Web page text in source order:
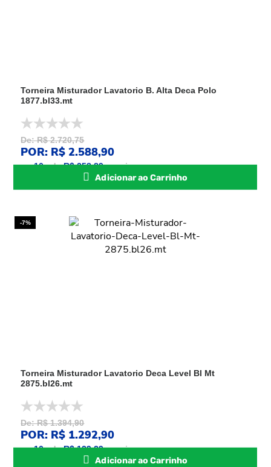
Torneira Misturador Lavatorio B. Alta Deca Polo
1877.bl33.mt
De: R$ 2.720,75
POR: R$ 2.588,90
ou10xdeR$ 258,89sem juros
Adicionar ao Carrinho
-7%
Torneira Misturador Lavatorio Deca Level Bl Mt
2875.bl26.mt
De: R$ 1.394,90
POR: R$ 1.292,90
ou10xdeR$ 129,29sem juros
Adicionar ao Carrinho